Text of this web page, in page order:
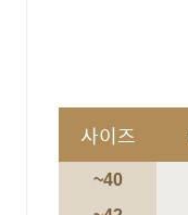
사이즈
~40